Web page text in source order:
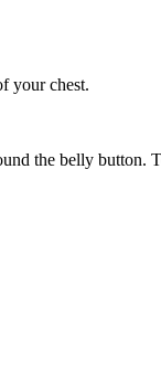
your chest.
the belly